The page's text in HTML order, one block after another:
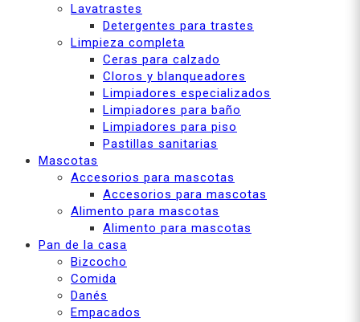
Lavatrastes
Detergentes para trastes
Limpieza completa
Ceras para calzado
Cloros y blanqueadores
Limpiadores especializados
Limpiadores para baño
Limpiadores para piso
Pastillas sanitarias
Mascotas
Accesorios para mascotas
Accesorios para mascotas
Alimento para mascotas
Alimento para mascotas
Pan de la casa
Bizcocho
Comida
Danés
Empacados